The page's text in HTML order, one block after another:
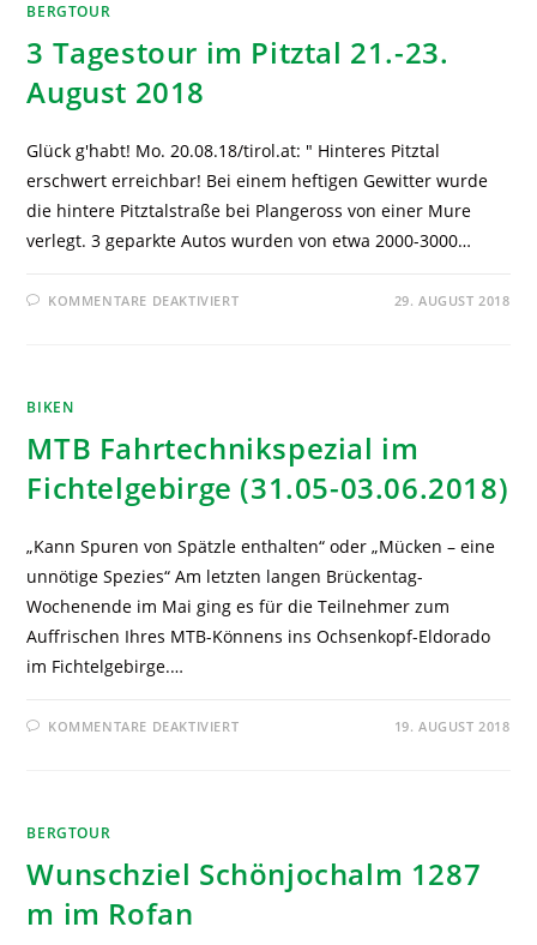
BERGTOUR
3 Tagestour im Pitztal 21.-23.
August 2018
Glück g'habt! Mo. 20.08.18/tirol.at: " Hinteres Pitztal
erschwert erreichbar! Bei einem heftigen Gewitter wurde
die hintere Pitztalstraße bei Plangeross von einer Mure
verlegt. 3 geparkte Autos wurden von etwa 2000-3000…
KOMMENTARE DEAKTIVIERT 29. AUGUST 2018
BIKEN
MTB Fahrtechnikspezial im
Fichtelgebirge (31.05-03.06.2018)
„Kann Spuren von Spätzle enthalten“ oder „Mücken – eine
unnötige Spezies“ Am letzten langen Brückentag-
Wochenende im Mai ging es für die Teilnehmer zum
Auffrischen Ihres MTB-Könnens ins Ochsenkopf-Eldorado
im Fichtelgebirge.…
KOMMENTARE DEAKTIVIERT 19. AUGUST 2018
BERGTOUR
Wunschziel Schönjochalm 1287
m im Rofan